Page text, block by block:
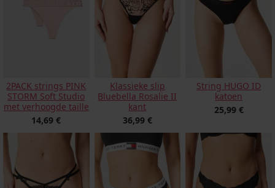
2PACK strings PINK
STORM Soft Studio
met verhoogde taille
14,69 €
Klassieke slip
Bluebella Rosalie II
kant
36,99 €
String HUGO ID
katoen
25,99 €